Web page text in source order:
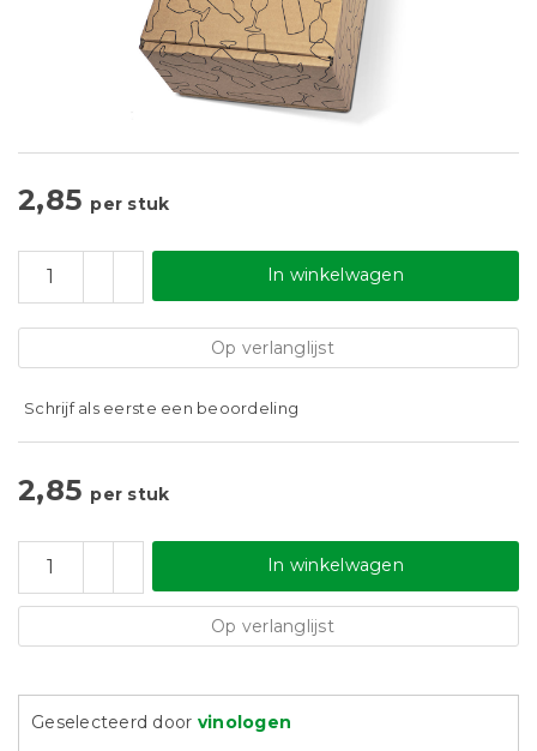
2,85 per stuk
In winkelwagen
Op verlanglijst
Schrijf als eerste een beoordeling
2,85 per stuk
In winkelwagen
Op verlanglijst
Geselecteerd door vinologen